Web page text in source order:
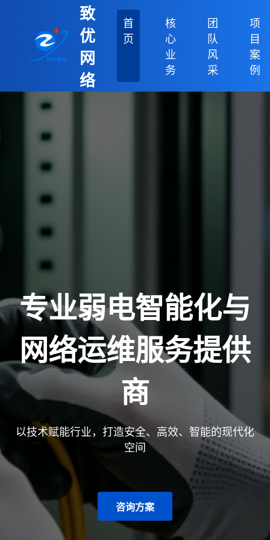
致
优
网
络
首
页
核
心
业
务
团
队
风
采
项
目
案
例
专业弱电智能化与
网络运维服务提供
商
以技术赋能行业，打造安全、高效、智能的现代化
空间
咨询方案